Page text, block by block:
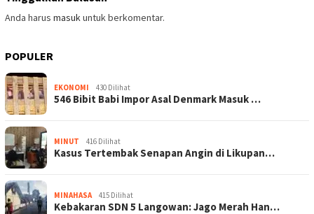
Anda harus masukuntuk berkomentar.
POPULER
EKONOMI 430 Dilihat
546 Bibit Babi Impor Asal Denmark Masuk …
MINUT 416 Dilihat
Kasus Tertembak Senapan Angin di Likupan…
MINAHASA 415 Dilihat
Kebakaran SDN 5 Langowan: Jago Merah Han…